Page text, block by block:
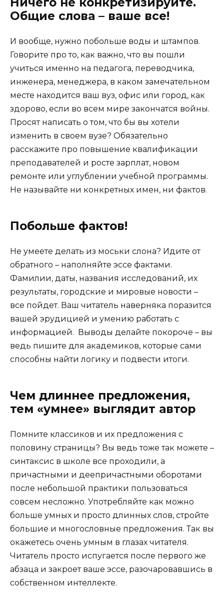
Общие слова – ваше все!
И вообще, нужно побольше воды и штампов.
Говорите про то, как важно, что вы пошли
учиться именно на педагога, переводчика,
инженера, менеджера, в каком замечательном
месте находится ваш вуз, офис или город, как
здорово, если во всем мире закончатся войны.
Просят написать о том, что бы вы хотели
изменить в своем вузе? Обязательно
расскажите про повышение квалификации
преподавателей и росте зарплат, новом
ремонте или углублении учебной программы.
Не называйте ни конкретных имен, ни фактов.
Побольше фактов!
Не умеете делать из моськи слона? Идите от
обратного – наполняйте эссе фактами.
Фамилии, даты, названия исследований, их
результаты, городские и мировые новости –
все пойдет. Ваш читатель наверняка поразится
вашей эрудицией и умению работать с
информацией. Выводы делайте покороче – вы
ведь пишите для академиков, которые сами
способны найти логику и подвести итоги.
Чем длиннее предложения,
тем «умнее» выглядит автор
Помните классиков и их предложения с
половину страницы? Вы ведь тоже так можете –
синтаксис в школе все проходили, а
причастными и деепричастными оборотами
после небольшой практики пользоваться
совсем несложно. Употребляйте как можно
больше умных и просто длинных слов, стройте
большие и многословные предложения. Так вы
окажетесь очень умным в глазах читателя.
Читатель просто испугается после первого же
абзаца и закроет ваше эссе, разочаровавшись в
собственном интеллекте.